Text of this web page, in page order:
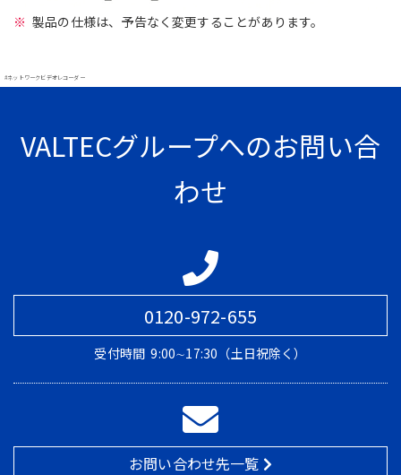
製品の仕様は、予告なく変更することがあります。
#ネットワークビデオレコーダー
VALTECグループへのお問い合
わせ
0120-972-655
受付時間 9:00∼17:30（土日祝除く）
お問い合わせ先一覧